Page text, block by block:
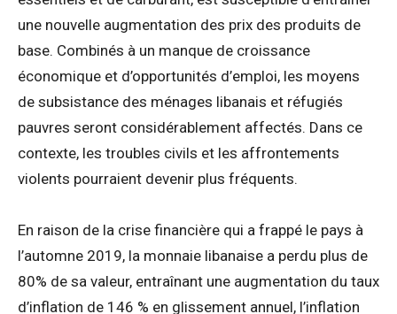
une nouvelle augmentation des prix des produits de
base. Combinés à un manque de croissance
économique et d’opportunités d’emploi, les moyens
de subsistance des ménages libanais et réfugiés
pauvres seront considérablement affectés. Dans ce
contexte, les troubles civils et les affrontements
violents pourraient devenir plus fréquents.
En raison de la crise financière qui a frappé le pays à
l’automne 2019, la monnaie libanaise a perdu plus de
80% de sa valeur, entraînant une augmentation du taux
d’inflation de 146 % en glissement annuel, l’inflation